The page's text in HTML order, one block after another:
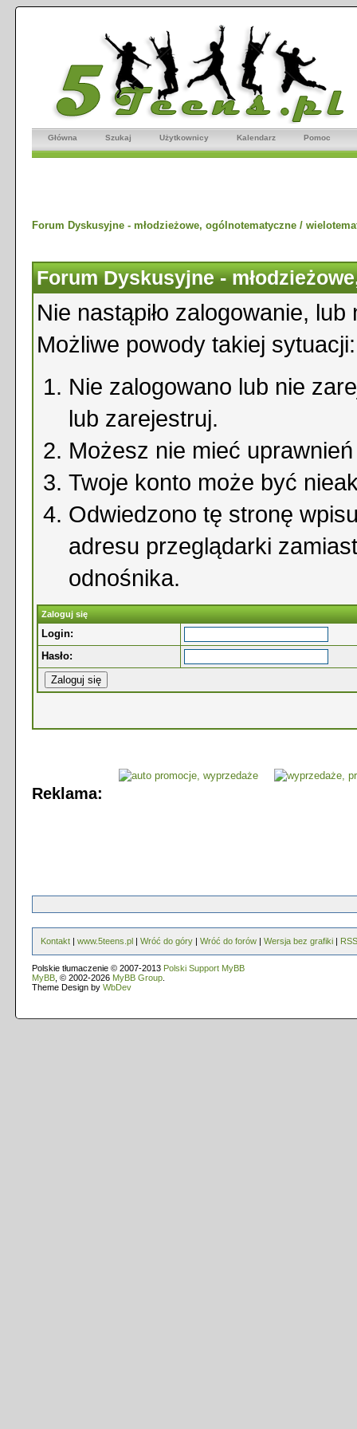
Główna Szukaj Użytkownicy Kalendarz Pomoc
Forum Dyskusyjne - młodzieżowe, ogólnotematyczne /
Forum Dyskusyjne -
Nie nastąpiło zalogowanie,
Możliwe powody takiej sytuacji:
Nie zalogowano lub nie
lub zarejestruj.
Możesz nie mieć
Twoje konto może być
Odwiedzono tę stronę
adresu przeglądarki
odnośnika.
Zaloguj się
Login:
Hasło:
Reklama:
Kontakt | www.5teens.pl | Wróć do góry | Wróć do forów | Wersja bez grafiki | RSS
Polskie tłumaczenie © 2007-2013 Polski Support MyBB
MyBB , © 2002-2026 MyBB Group
Theme Design by WbDev